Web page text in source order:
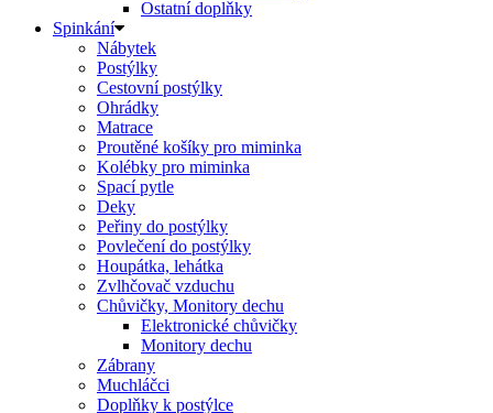
Ostatní doplňky
Spinkání
Nábytek
Postýlky
Cestovní postýlky
Ohrádky
Matrace
Proutěné košíky pro miminka
Kolébky pro miminka
Spací pytle
Deky
Peřiny do postýlky
Povlečení do postýlky
Houpátka, lehátka
Zvlhčovač vzduchu
Chůvičky, Monitory dechu
Elektronické chůvičky
Monitory dechu
Zábrany
Muchláčci
Doplňky k postýlce